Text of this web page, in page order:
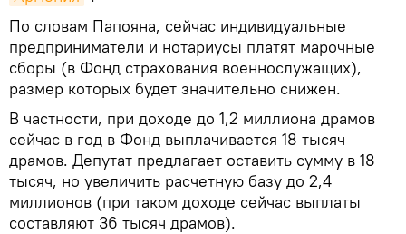
По словам Папояна, сейчас индивидуальные
предприниматели и нотариусы платят марочные
сборы (в Фонд страхования военнослужащих),
размер которых будет значительно снижен.
В частности, при доходе до 1,2 миллиона драмов
сейчас в год в Фонд выплачивается 18 тысяч
драмов. Депутат предлагает оставить сумму в 18
тысяч, но увеличить расчетную базу до 2,4
миллионов (при таком доходе сейчас выплаты
составляют 36 тысяч драмов).